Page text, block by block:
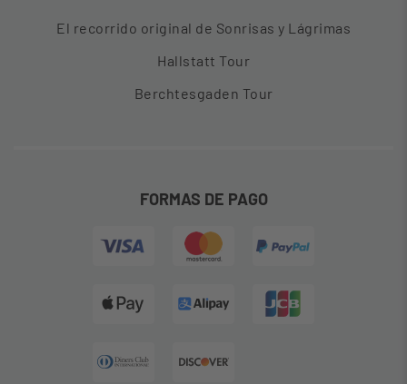
El recorrido original de Sonrisas y Lágrimas
Hallstatt Tour
Berchtesgaden Tour
FORMAS DE PAGO